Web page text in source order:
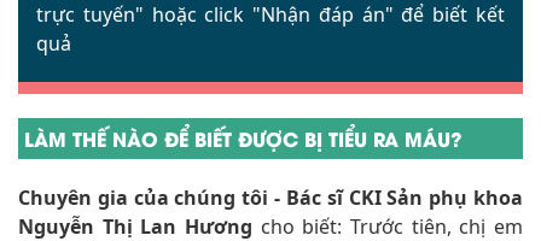
trực tuyến" hoặc click "Nhận đáp án" để biết kết
quả
LÀM THẾ NÀO ĐỂ BIẾT ĐƯỢC BỊ TIỂU RA MÁU?
Chuyên gia của chúng tôi - Bác sĩ CKI Sản phụ khoa
Nguyễn Thị Lan Hương cho biết: Trước tiên, chị em